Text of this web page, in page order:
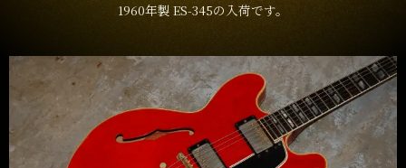
1960年製 ES-345の入荷です。